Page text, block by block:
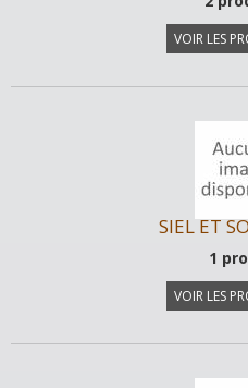
VOIR LES
SIEL ET
1
VOIR LES